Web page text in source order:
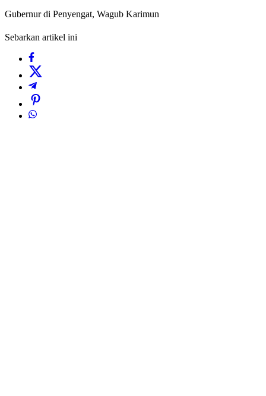
Gubernur di Penyengat, Wagub Karimun
Sebarkan artikel ini